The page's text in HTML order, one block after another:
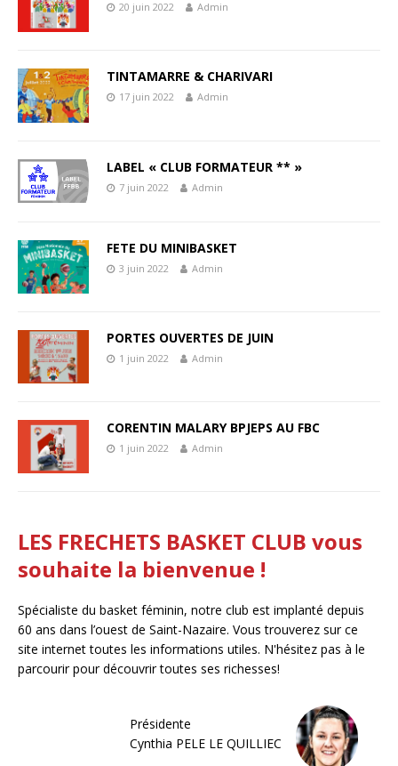
20 juin 2022 Admin
TINTAMARRE & CHARIVARI
17 juin 2022 Admin
LABEL « CLUB FORMATEUR ** »
7 juin 2022 Admin
FETE DU MINIBASKET
3 juin 2022 Admin
PORTES OUVERTES DE JUIN
1 juin 2022 Admin
CORENTIN MALARY BPJEPS AU FBC
1 juin 2022 Admin
LES FRECHETS BASKET CLUB vous
souhaite la bienvenue !
Spécialiste du basket féminin, notre club est implanté depuis
60 ans dans l’ouest de Saint-Nazaire. Vous trouverez sur ce
site internet toutes les informations utiles. N'hésitez pas à le
parcourir pour découvrir toutes ses richesses!
Présidente
Cynthia PELE LE QUILLIEC